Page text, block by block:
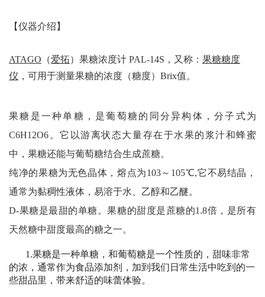
【仪器介绍】
ATAGO （爱拓）果糖浓度计 PAL-14S，又称： 果糖糖度
仪 ，可用于测量果糖的浓度（糖度）Brix值。
果糖是一种单糖，是葡萄糖的同分异构体，分子式为
C6H12O6。它以游离状态大量存在于水果的浆汁和蜂蜜
中，果糖还能与葡萄糖结合生成蔗糖。
纯净的果糖为无色晶体，熔点为103～105℃,它不易结晶，
通常为黏稠性液体，易溶于水、乙醇和乙醚。
D-果糖是最甜的单糖。果糖的甜度是蔗糖的1.8倍，是所有
天然糖中甜度最高的糖之一。
1.果糖是一种单糖，和葡萄糖是一个性质的，甜味非常
的浓，通常作为食品添加剂，加到我们日常生活中吃到的一
些甜品里，带来舒适的味蕾体验。